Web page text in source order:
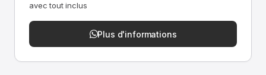
avec tout inclus
Plus d'informations